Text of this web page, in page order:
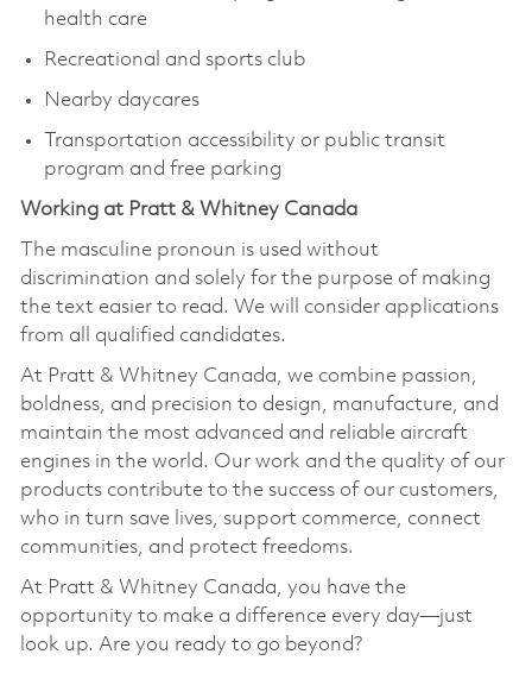
health care
Recreational and sports club
Nearby daycares
Transportation accessibility or public transit
program and free parking
Working at Pratt & Whitney Canada
The masculine pronoun is used without
discrimination and solely for the purpose of making
the text easier to read. We will consider applications
from all qualified candidates.
At Pratt & Whitney Canada, we combine passion,
boldness, and precision to design, manufacture, and
maintain the most advanced and reliable aircraft
engines in the world. Our work and the quality of our
products contribute to the success of our customers,
who in turn save lives, support commerce, connect
communities, and protect freedoms.
At Pratt & Whitney Canada, you have the
opportunity to make a difference every day—just
look up. Are you ready to go beyond?